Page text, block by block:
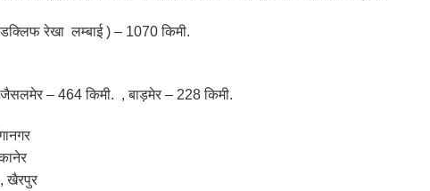
रेखा लम्बाई ) – 1070 किमी.
– 464 किमी. , बाड़मेर – 228 किमी.
खैरपुर